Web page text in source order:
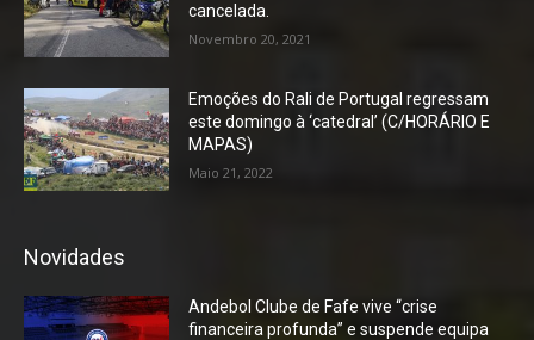
cancelada.
Novembro 20, 2021
Emoções do Rali de Portugal regressam
este domingo à ‘catedral’ (C/HORÁRIO E
MAPAS)
Maio 21, 2022
Novidades
Andebol Clube de Fafe vive “crise
financeira profunda” e suspende equipa